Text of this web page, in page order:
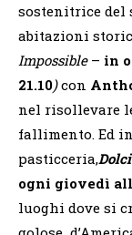
sostenitrice del
abitazioni
Impossible– in
21.10)con
nel risollevare
fallimento. Ed
pasticceria,
ogni giovedì
luoghi dove si